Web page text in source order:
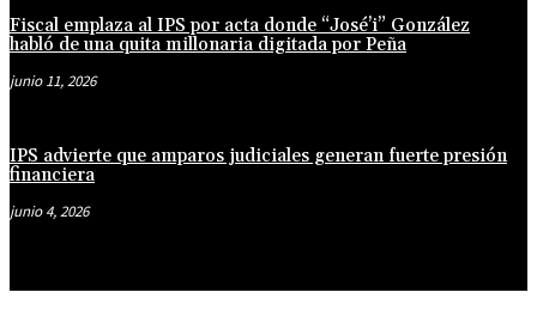
Fiscal emplaza al IPS por acta donde “José’i” González
habló de una quita millonaria digitada por Peña
junio 11, 2026
IPS advierte que amparos judiciales generan fuerte presión
financiera
junio 4, 2026